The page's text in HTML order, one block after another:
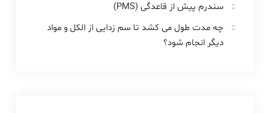
سندرم پیش از قاعدگی (PMS)
چه مدت طول می کشد تا سم زدایی از الکل و مواد
دیگر انجام شود؟